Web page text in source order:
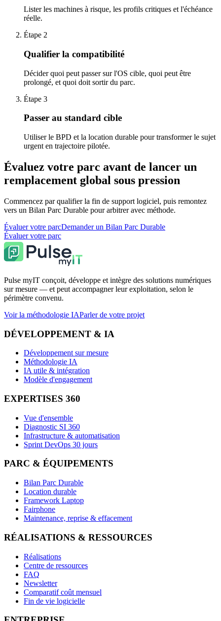
Lister les machines à risque, les profils critiques et l'échéance
réelle.
Étape 2
Qualifier la compatibilité
Décider quoi peut passer sur l'OS cible, quoi peut être
prolongé, et quoi doit sortir du parc.
Étape 3
Passer au standard cible
Utiliser le BPD et la location durable pour transformer le sujet
urgent en trajectoire pilotée.
Évaluez votre parc avant de lancer un
remplacement global sous pression
Commencez par qualifier la fin de support logiciel, puis remontez
vers un Bilan Parc Durable pour arbitrer avec méthode.
Évaluer votre parcDemander un Bilan Parc Durable
Évaluer votre parc
Pulse myIT conçoit, développe et intègre des solutions numériques
sur mesure — et peut accompagner leur exploitation, selon le
périmètre convenu.
Voir la méthodologie IAParler de votre projet
DÉVELOPPEMENT & IA
Développement sur mesure
Méthodologie IA
IA utile & intégration
Modèle d'engagement
EXPERTISES 360
Vue d'ensemble
Diagnostic SI 360
Infrastructure & automatisation
Sprint DevOps 30 jours
PARC & ÉQUIPEMENTS
Bilan Parc Durable
Location durable
Framework Laptop
Fairphone
Maintenance, reprise & effacement
RÉALISATIONS & RESSOURCES
Réalisations
Centre de ressources
FAQ
Newsletter
Comparatif coût mensuel
Fin de vie logicielle